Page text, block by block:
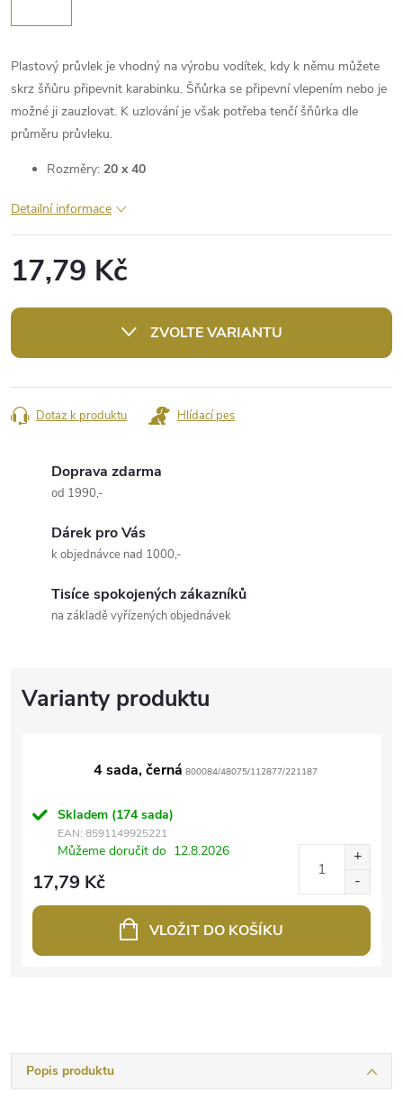
Plastový průvlek je vhodný na výrobu vodítek, kdy k němu můžete
skrz šňůru připevnit karabinku. Šňůrka se připevní vlepením nebo je
možné ji zauzlovat. K uzlování je však potřeba tenčí šňůrka dle
průměru průvleku.
Rozměry: 20 x 40
Detailní informace
17,79 Kč
cena:
ZVOLTE VARIANTU
Dotaz k produktu Hlídací pes
Doprava zdarma
od 1990,-
Dárek pro Vás
k objednávce nad 1000,-
Tisíce spokojených zákazníků
na základě vyřízených objednávek
4 sada, černá 800084/48075/112877/221187
Skladem (174 sada)
EAN: 8591149925221
Můžeme doručit do 12.8.2026
17,79 Kč
VLOŽIT DO KOŠÍKU
Popis produktu